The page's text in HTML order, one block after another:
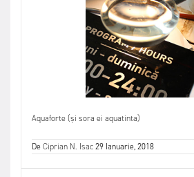
Aquaforte (și sora ei aquatinta)
DeCiprian N. Isac29 Ianuarie, 2018